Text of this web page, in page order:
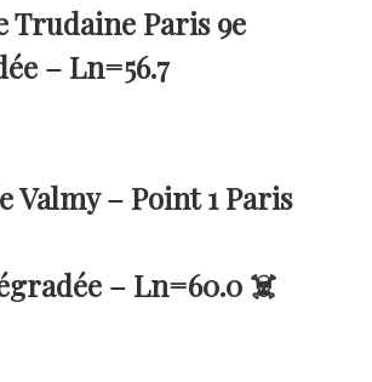
Trudaine Paris 9e
– Ln=56.7
Valmy – Point 1 Paris
– Ln=60.0 ☠️